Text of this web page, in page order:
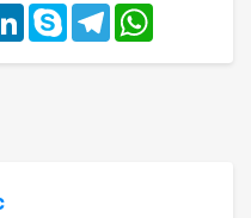
LinkedInSkype Telegram